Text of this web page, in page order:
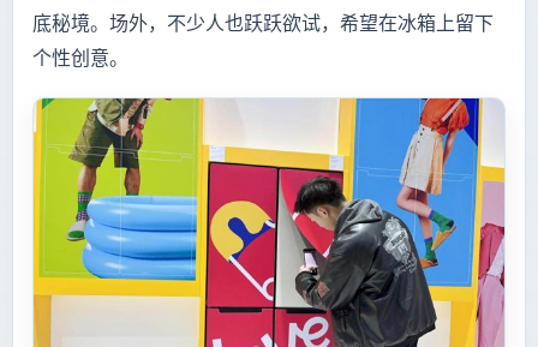
底秘境。场外，不少人也跃跃欲试，希望在冰箱上留下
个性创意。